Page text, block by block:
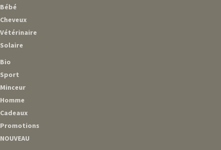
Bébé
Cheveux
Vétérinaire
Solaire
Bio
Sport
Minceur
Homme
Cadeaux
Promotions
NOUVEAU